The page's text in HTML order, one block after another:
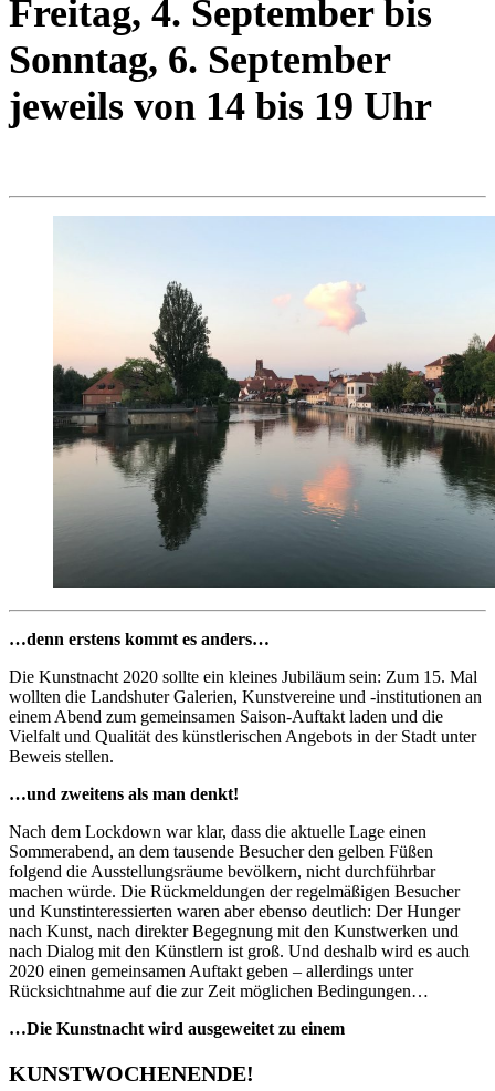
Freitag, 4. September bis
Sonntag, 6. September
jeweils von 14 bis 19 Uhr
…denn erstens kommt es anders…
Die Kunstnacht 2020 sollte ein kleines Jubiläum sein: Zum 15. Mal
wollten die Landshuter Galerien, Kunstvereine und -institutionen an
einem Abend zum gemeinsamen Saison-Auftakt laden und die
Vielfalt und Qualität des künstlerischen Angebots in der Stadt unter
Beweis stellen.
…und zweitens als man denkt!
Nach dem Lockdown war klar, dass die aktuelle Lage einen
Sommerabend, an dem tausende Besucher den gelben Füßen
folgend die Ausstellungsräume bevölkern, nicht durchführbar
machen würde. Die Rückmeldungen der regelmäßigen Besucher
und Kunstinteressierten waren aber ebenso deutlich: Der Hunger
nach Kunst, nach direkter Begegnung mit den Kunstwerken und
nach Dialog mit den Künstlern ist groß. Und deshalb wird es auch
2020 einen gemeinsamen Auftakt geben – allerdings unter
Rücksichtnahme auf die zur Zeit möglichen Bedingungen…
…Die Kunstnacht wird ausgeweitet zu einem
KUNSTWOCHENENDE!